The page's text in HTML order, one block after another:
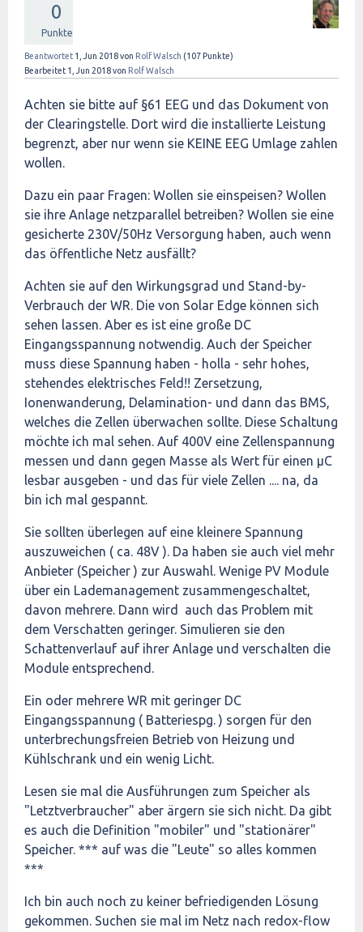
0
Punkte
Beantwortet 1, Jun 2018von Rolf Walsch (107 Punkte)
Bearbeitet 1, Jun 2018von Rolf Walsch
Achten sie bitte auf §61 EEG und das Dokument von
der Clearingstelle. Dort wird die installierte Leistung
begrenzt, aber nur wenn sie KEINE EEG Umlage zahlen
wollen.
Dazu ein paar Fragen: Wollen sie einspeisen? Wollen
sie ihre Anlage netzparallel betreiben? Wollen sie eine
gesicherte 230V/50Hz Versorgung haben, auch wenn
das öffentliche Netz ausfällt?
Achten sie auf den Wirkungsgrad und Stand-by-
Verbrauch der WR. Die von Solar Edge können sich
sehen lassen. Aber es ist eine große DC
Eingangsspannung notwendig. Auch der Speicher
muss diese Spannung haben - holla - sehr hohes,
stehendes elektrisches Feld!! Zersetzung,
Ionenwanderung, Delamination- und dann das BMS,
welches die Zellen überwachen sollte. Diese Schaltung
möchte ich mal sehen. Auf 400V eine Zellenspannung
messen und dann gegen Masse als Wert für einen µC
lesbar ausgeben - und das für viele Zellen .... na, da
bin ich mal gespannt.
Sie sollten überlegen auf eine kleinere Spannung
auszuweichen ( ca. 48V ). Da haben sie auch viel mehr
Anbieter (Speicher ) zur Auswahl. Wenige PV Module
über ein Lademanagement zusammengeschaltet,
davon mehrere. Dann wird auch das Problem mit
dem Verschatten geringer. Simulieren sie den
Schattenverlauf auf ihrer Anlage und verschalten die
Module entsprechend.
Ein oder mehrere WR mit geringer DC
Eingangsspannung ( Batteriespg. ) sorgen für den
unterbrechungsfreien Betrieb von Heizung und
Kühlschrank und ein wenig Licht.
Lesen sie mal die Ausführungen zum Speicher als
"Letztverbraucher" aber ärgern sie sich nicht. Da gibt
es auch die Definition "mobiler" und "stationärer"
Speicher. *** auf was die "Leute" so alles kommen
***
Ich bin auch noch zu keiner befriedigenden Lösung
gekommen. Suchen sie mal im Netz nach redox-flow